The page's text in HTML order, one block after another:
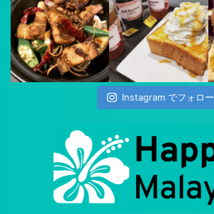
Instagram でフォロー